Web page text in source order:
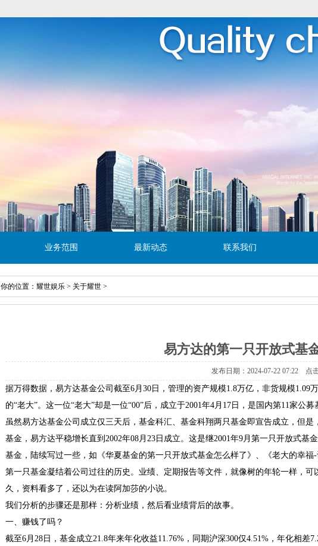
业务范围 最新动态 联系我们
你的位置： 耀世娱乐 > 关于耀世 >
易方达的第一只开放式基
发布日期：2024-07-22 07:22 点
据万得数据，易方达基金公司截至6月30日，管理的资产规模1.8万亿，非货规模1.09
的“老大”。这一位“老大”却是一位“00”后，成立于2001年4月17日，是国内第11家公募
虽然易方达基金公司成立仅三天后，基金科汇、基金科翔两只基金即宣告成立，但
基金，易方达平稳增长直到2002年08月23日成立。这是继2001年9月第一只开放式基
基金，陆续写过一些，如《华夏基金的第一只开放式基金怎么样了》、《老大的幸福-
第一只基金凝结着公司过往的历史。业绩、定期报告等文件，就像树的年轮一样，
久，资料看多了，还以为在读阿加莎的小说。
我们分析的步骤还是那样：分析业绩，然后看业绩背后的故事。
一、赚钱了吗？
截至6月28日，基金成立21.8年来年化收益11.76%，同期沪深300仅4.51%，年化相差